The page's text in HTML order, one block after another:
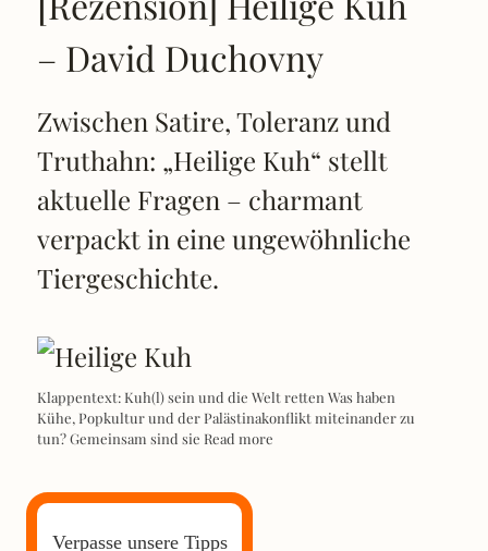
– David Duchovny
Zwischen Satire, Toleranz und
Truthahn: „Heilige Kuh“ stellt
aktuelle Fragen – charmant
verpackt in eine ungewöhnliche
Tiergeschichte.
Klappentext: Kuh(l) sein und die Welt retten Was haben
tun? Gemeinsam sind sieRead more
Verpasse unsere Tipps
nicht!